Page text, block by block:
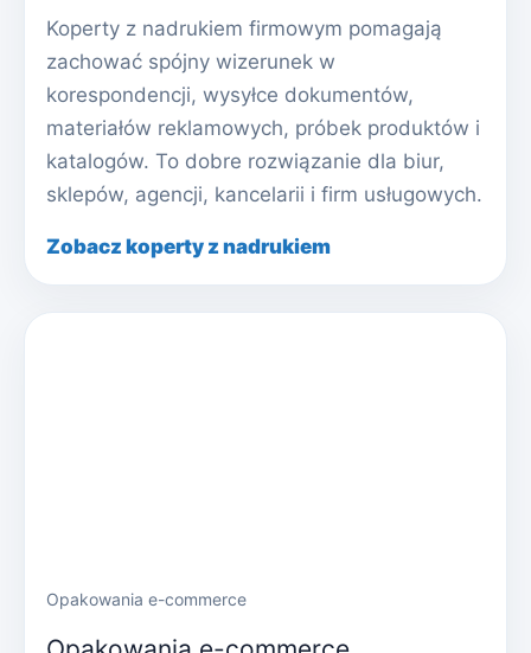
Koperty z nadrukiem firmowym pomagają
zachować spójny wizerunek w
korespondencji, wysyłce dokumentów,
materiałów reklamowych, próbek produktów i
katalogów. To dobre rozwiązanie dla biur,
sklepów, agencji, kancelarii i firm usługowych.
Zobacz koperty z nadrukiem
Opakowania e-commerce